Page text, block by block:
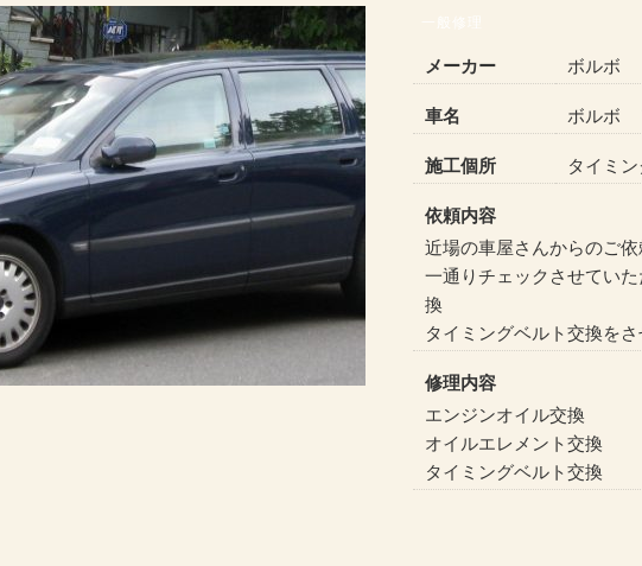
一般修理
メーカー ボルボ
車名 ボルボ
施工個所 タイミ
依頼内容
近場の車屋さんからのご
一通りチェックさせてい
換
タイミングベルト交換をさ
修理内容
エンジンオイル交換
オイルエレメント交換
タイミングベルト交換